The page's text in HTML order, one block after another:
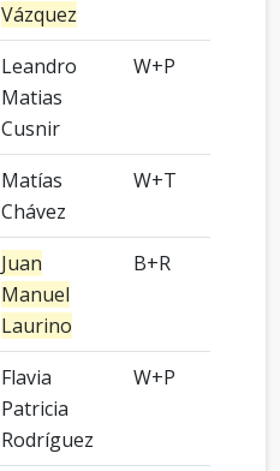
Vázquez
Leandro
Matias
Cusnir
W+P
Matías
Chávez
W+T
Juan
Manuel
Laurino
B+R
Flavia
Patricia
Rodríguez
W+P